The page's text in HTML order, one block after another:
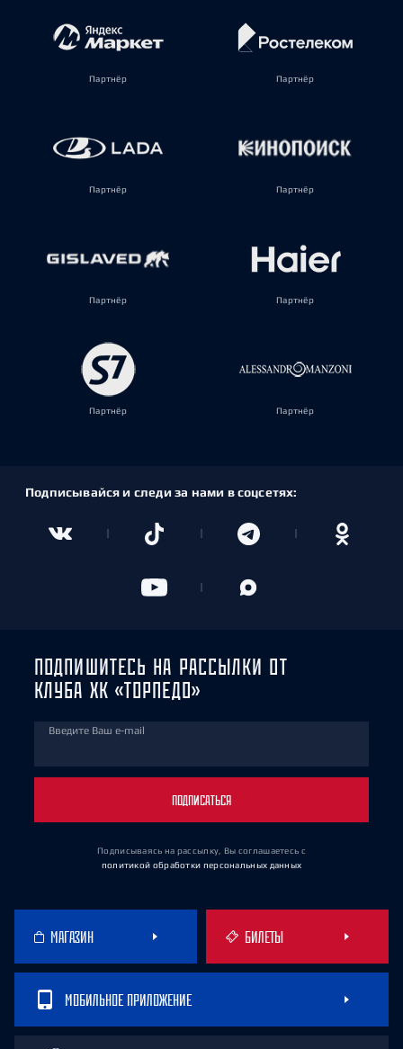
Партнёр Партнёр
Партнёр Партнёр
Партнёр Партнёр
Партнёр Партнёр
Подписывайся и следи за нами в соцсетях:
ПОДПИШИТЕСЬ НА РАССЫЛКИ ОТ
КЛУБА ХК «ТОРПЕДО»
Введите Ваш e-mail
ПОДПИСАТЬСЯ
Подписываясь на рассылку, Вы соглашаетесь с
политикой обработки персональных данных
МАГАЗИН БИЛЕТЫ
МОБИЛЬНОЕ ПРИЛОЖЕНИЕ